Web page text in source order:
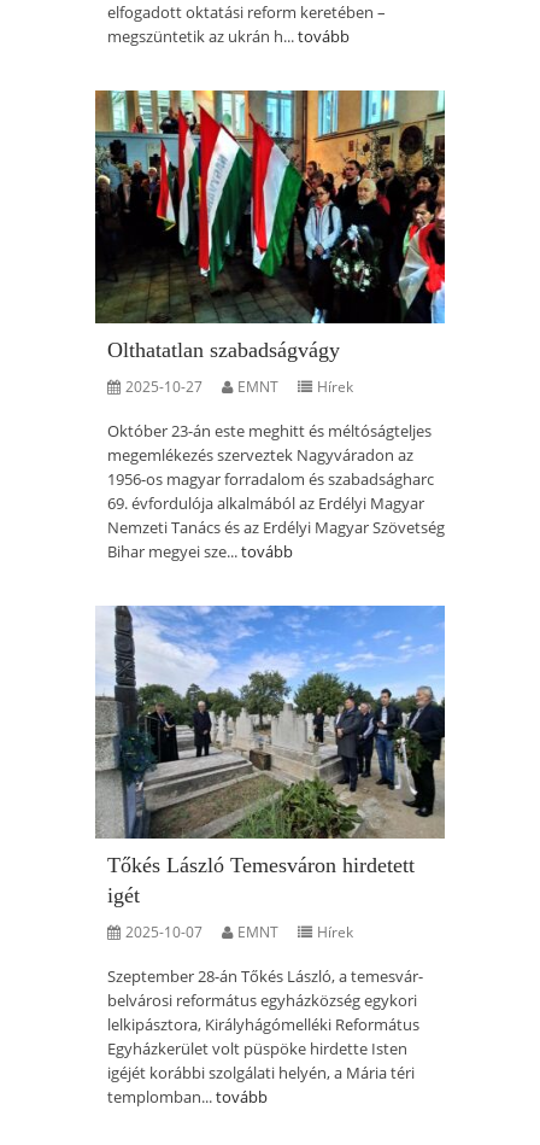
elfogadott oktatási reform keretében –
megszüntetik az ukrán h...tovább
Olthatatlan szabadságvágy
2025-10-27 EMNT Hírek
Október 23-án este meghitt és méltóságteljes
megemlékezés szerveztek Nagyváradon az
1956-os magyar forradalom és szabadságharc
69. évfordulója alkalmából az Erdélyi Magyar
Nemzeti Tanács és az Erdélyi Magyar Szövetség
Bihar megyei sze...tovább
Tőkés László Temesváron hirdetett
igét
2025-10-07 EMNT Hírek
Szeptember 28-án Tőkés László, a temesvár-
belvárosi református egyházközség egykori
lelkipásztora, Királyhágómelléki Református
Egyházkerület volt püspöke hirdette Isten
igéjét korábbi szolgálati helyén, a Mária téri
templomban...tovább